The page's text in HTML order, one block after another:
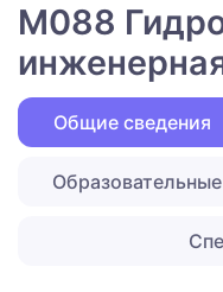
M088
Общие сведения